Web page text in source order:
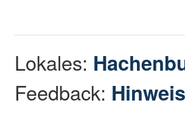
Lokales:
Feedback: